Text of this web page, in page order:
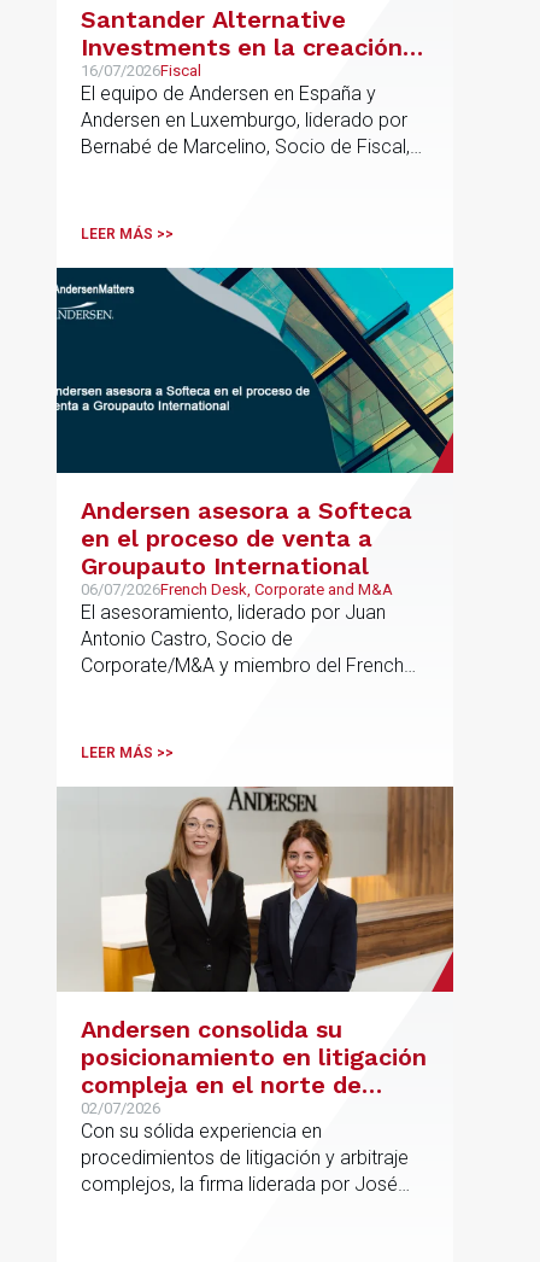
Santander Alternative
Investments en la creación
de un nuevo fondo dirigido a
la financiación de pymes
europeas
16/07/2026Fiscal
El equipo de Andersen en España y
Andersen en Luxemburgo, liderado por
Bernabé de Marcelino, Socio de Fiscal,
formación del fondo, hasta el primer
LEER MÁS >>
Andersen asesora a Softeca
en el proceso de venta a
Groupauto International
06/07/2026French Desk, Corporate and M&A
El asesoramiento, liderado por Juan
Antonio Castro, Socio de
Corporate/M&A y miembro del French
españolas que combinan los sectores
LEER MÁS >>
Andersen consolida su
posicionamiento en litigación
compleja en el norte de
España con la incorporación
de Rebeca Larena
02/07/2026
Con su sólida experiencia en
procedimientos de litigación y arbitraje
complejos, la firma liderada por José